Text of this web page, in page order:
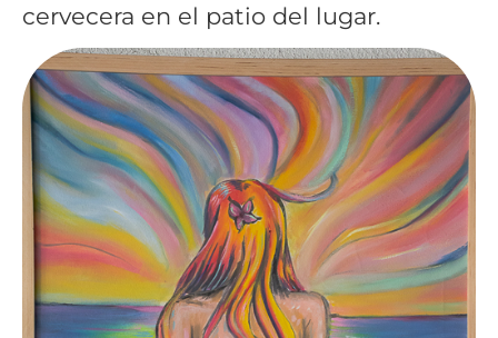
cervecera en el patio del lugar.